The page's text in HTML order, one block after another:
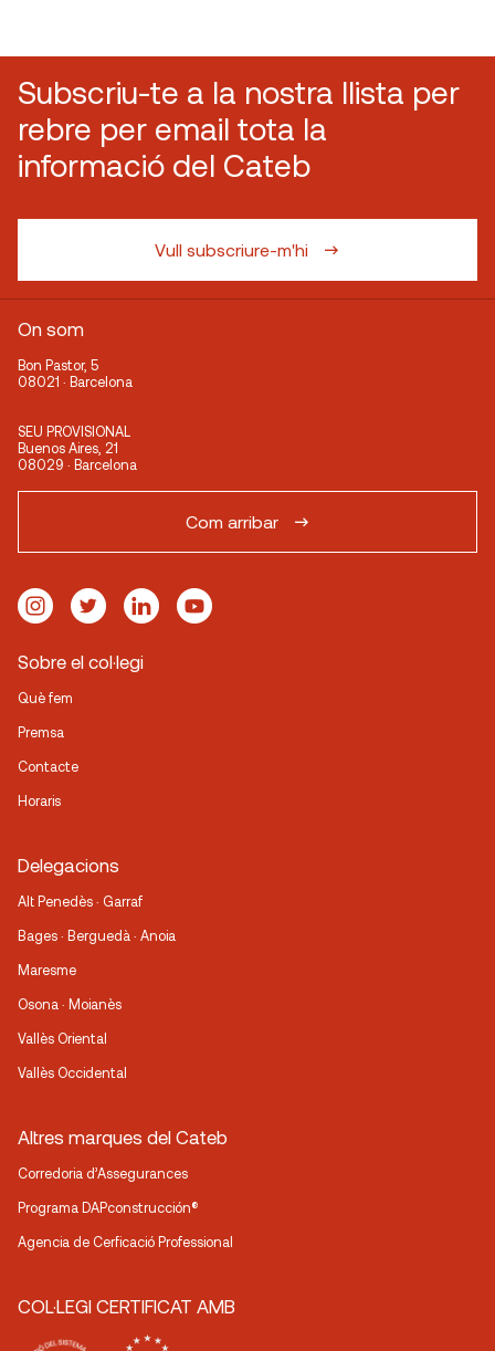
Subscriu-te a la nostra llista per
rebre per email tota la
informació del Cateb
Vull subscriure-m'hi
On som
Bon Pastor, 5
08021 · Barcelona
SEU PROVISIONAL
Buenos Aires, 21
08029 · Barcelona
Com arribar
Sobre el col·legi
Què fem
Premsa
Contacte
Horaris
Delegacions
Alt Penedès · Garraf
Bages · Berguedà · Anoia
Maresme
Osona · Moianès
Vallès Oriental
Vallès Occidental
Altres marques del Cateb
Corredoria d’Assegurances
Programa DAPconstrucción®
Agencia de Cerficació Professional
COL·LEGI CERTIFICAT AMB